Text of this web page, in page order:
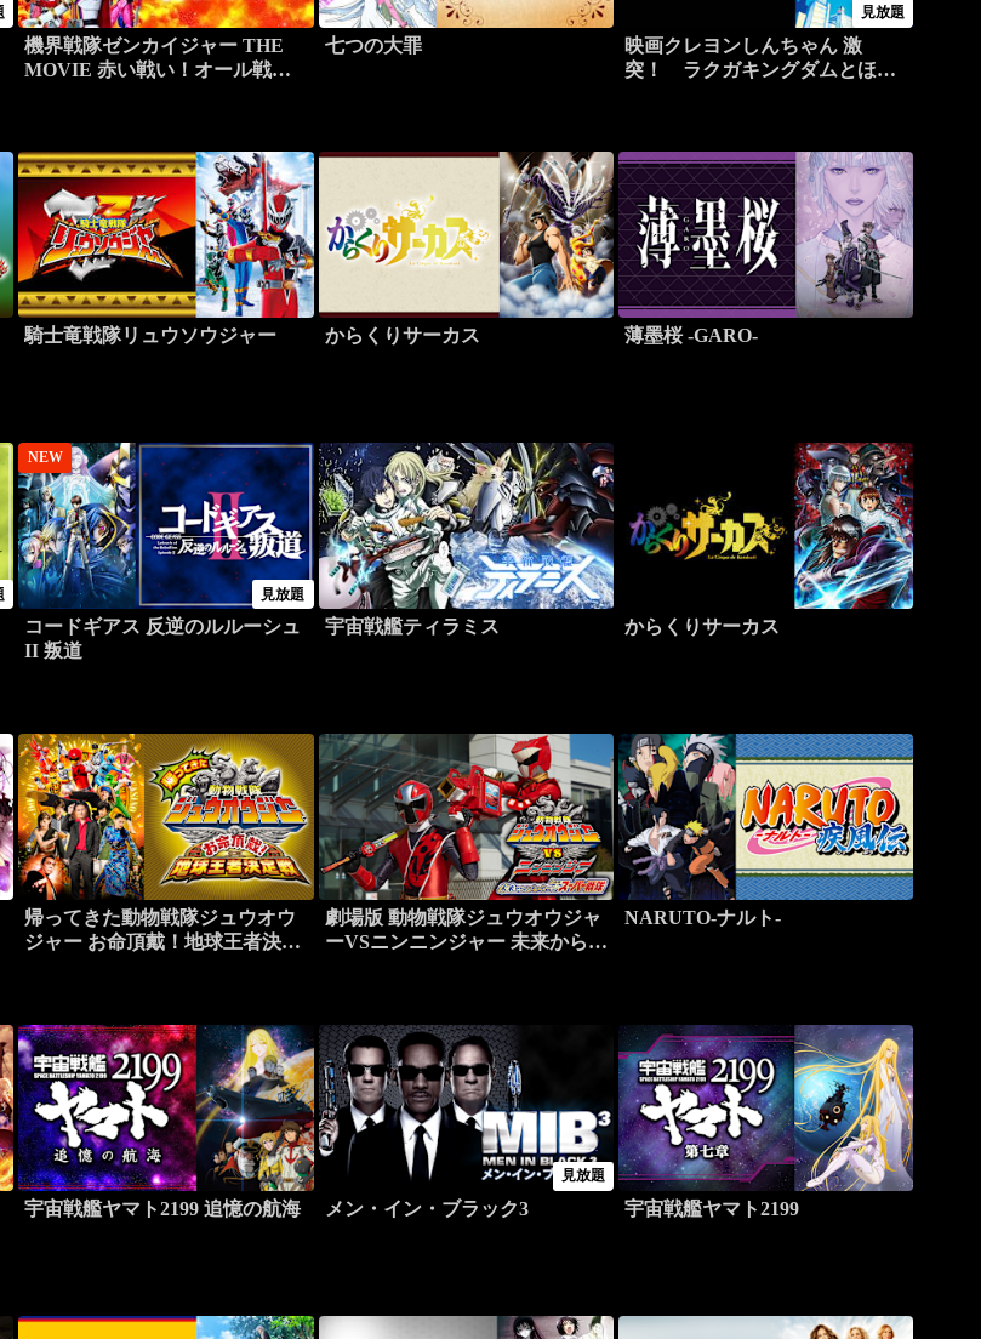
機界戦隊ゼンカイジャー THE
MOVIE 赤い戦い！オール戦隊
七つの大罪
見放題
映画クレヨンしんちゃん 激
突！ ラクガキングダムとほぼ
騎士竜戦隊リュウソウジャー からくりサーカス 薄墨桜 -GARO-
NEW
見放題
コードギアス 反逆のルルーシュ
II 叛道
宇宙戦艦ティラミス からくりサーカス
帰ってきた動物戦隊ジュウオウ
ジャー お命頂戴！地球王者決定
劇場版 動物戦隊ジュウオウジャ
ーVSニンニンジャー 未来からの
NARUTO-ナルト-
宇宙戦艦ヤマト2199 追憶の航海
見放題
メン・イン・ブラック3 宇宙戦艦ヤマト2199